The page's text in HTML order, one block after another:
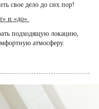
свое дело до сих пор!
и «до»
подходящую локацию,
атмосферу.